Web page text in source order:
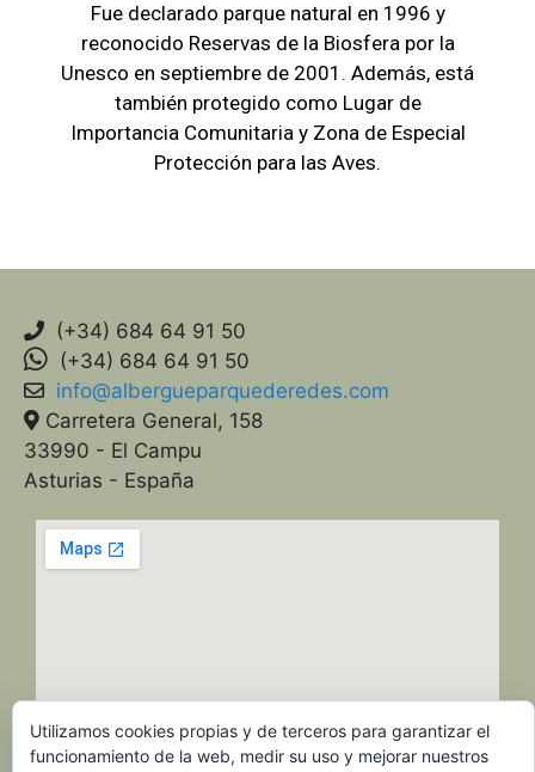
Fue declarado parque natural en 1996 y
reconocido Reservas de la Biosfera por la
Unesco en septiembre de 2001. Además, está
también protegido como Lugar de
Importancia Comunitaria y Zona de Especial
Protección para las Aves.
(+34) 684 64 91 50
(+34) 684 64 91 50
info@albergueparquederedes.com
Carretera General, 158
33990 - El Campu
Asturias - España
Utilizamos cookies propias y de terceros para garantizar el
funcionamiento de la web, medir su uso y mejorar nuestros